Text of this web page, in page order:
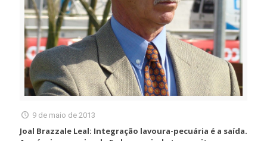
9 de maio de 2013
Joal Brazzale Leal: Integração lavoura-pecuária é a saída.